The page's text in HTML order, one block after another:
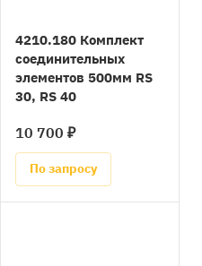
4210.180 Комплект
соединительных
элементов 500мм RS
30, RS 40
10 700 ₽
По запросу